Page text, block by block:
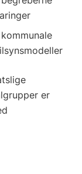
er